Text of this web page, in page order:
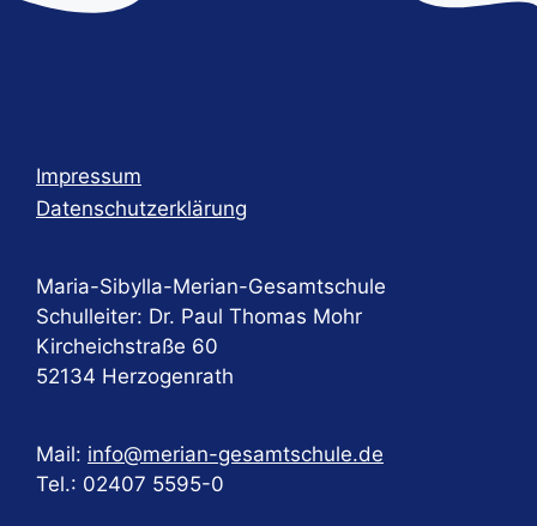
Impressum
Datenschutzerklärung
Maria-Sibylla-Merian-Gesamtschule
Schulleiter: Dr. Paul Thomas Mohr
Kircheichstraße 60
52134 Herzogenrath
Mail: info@merian-gesamtschule.de
Tel.: 02407 5595-0